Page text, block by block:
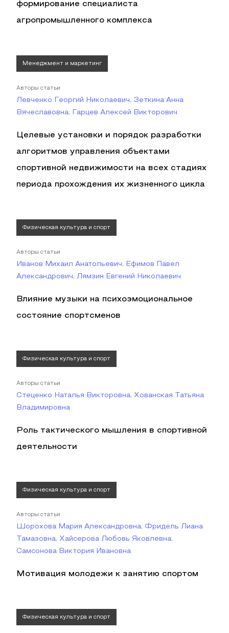
формирование специалиста
агропромышленного комплекса
Менеджмент и маркетинг
Авторы статьи
Левченко Георгий Николаевич, Зеткина Анна
Вячеславовна, Гарцев Алексей Викторович
Целевые установки и порядок разработки
алгоритмов управления объектами
спортивной недвижимости на всех стадиях
периода прохождения их жизненного цикла
Физическая культура и спорт
Авторы статьи
Иванов Михаил Анатольевич, Ефимов Павел
Александрович, Лямзин Евгений Николаевич
Влияние музыки на психоэмоциональное
состояние спортсменов
Физическая культура и спорт
Авторы статьи
Стеценко Наталья Викторовна, Хованская Татьяна
Владимировна
Роль тактического мышления в спортивной
деятельности
Физическая культура и спорт
Авторы статьи
Шорохова Мария Александровна, Фридель Лиана
Тамазовна, Хайсерова Любовь Яковлевна,
Самсонова Виктория Ивановна
Мотивация молодежи к занятию спортом
Физическая культура и спорт